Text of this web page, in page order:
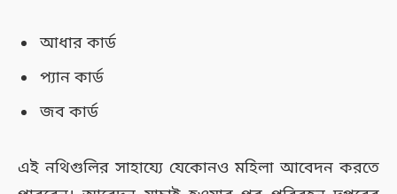
আধার কার্ড
প্যান কার্ড
জব কার্ড
এই নথিগুলির সাহায্যে যেকোনও মহিলা আবেদন করতে